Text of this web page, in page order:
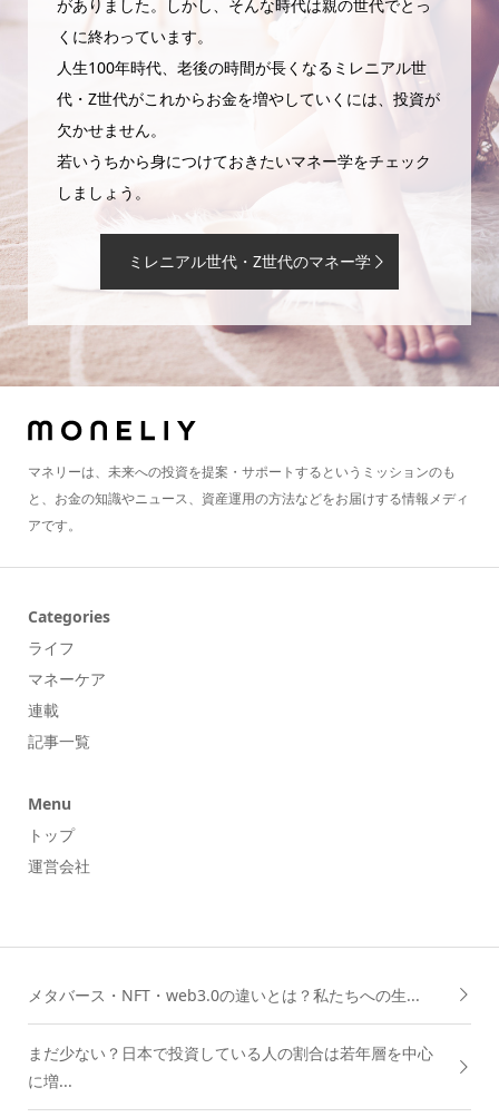
がありました。しかし、そんな時代は親の世代でとっ
くに終わっています。
人生100年時代、老後の時間が長くなるミレニアル世
代・Z世代がこれからお金を増やしていくには、投資が
欠かせません。
若いうちから身につけておきたいマネー学をチェック
しましょう。
ミレニアル世代・Z世代のマネー学
マネリーは、未来への投資を提案・サポートするというミッションのも
と、お金の知識やニュース、資産運用の方法などをお届けする情報メディ
アです。
Categories
ライフ
マネーケア
連載
記事一覧
Menu
トップ
運営会社
メタバース・NFT・web3.0の違いとは？私たちへの生...
まだ少ない？日本で投資している人の割合は若年層を中心
に増...